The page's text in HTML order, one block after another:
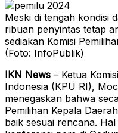
Meski di tengah kondisi
ribuan penyintas tetap
sediakan Komisi
(Foto: InfoPublik)
IKN News – Ketua
Indonesia (KPU RI),
menegaskan bahwa
Pemilihan Kepala
baik sesuai rencana.